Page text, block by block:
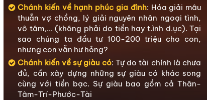
Chánh kiến về hạnh phúc gia đình: Hóa giải mâu
thuẫn vợ chồng, lý giải nguyên nhân ngoại tình,
vô tâm,... (không phải do tiền hay t.ình d.ục). Tại
sao chúng ta đầu tư 100-200 triệu cho con,
nhưng con vẫn hư hỏng?
Chánh kiến về sự giàu có: Tự do tài chính là chưa
đủ, cần xây dựng những sự giàu có khác song
cùng với tiền bạc. Sự giàu bao gồm cả Thân-
Tâm-Trí-Phước-Tài